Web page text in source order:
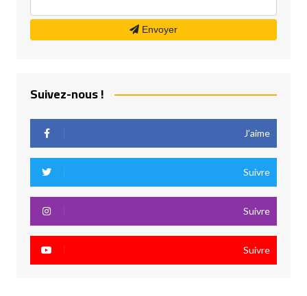
Envoyer
Suivez-nous !
J’aime
Suivre
Suivre
Suivre